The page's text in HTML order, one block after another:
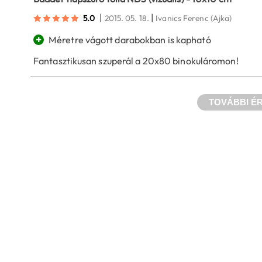
5.0 | 2015. 05. 18. | Ivanics Ferenc (Ajka)
+
Méretre vágott darabokban is kapható
Fantasztikusan szuperál a 20x80 binokuláromon!
TOVÁBBI